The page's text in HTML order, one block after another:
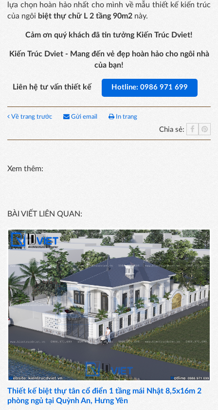
lựa chọn hoàn hảo nhất cho mình về mẫu thiết kế kiến trúc
của ngôi biệt thự chữ L 2 tầng 90m2 này.
Cảm ơn quý khách đã tin tưởng Kiến Trúc Dviet!
Kiến Trúc Dviet - Mang đến vẻ đẹp hoàn hảo cho ngôi nhà
của bạn!
Liên hệ tư vấn thiết kế Hotline: 0986 971 699
Về trang trước Gửi email In trang
Chia sẻ:
Xem thêm:
BÀI VIẾT LIÊN QUAN:
Thiết kế biệt thự tân cổ điển 1 tầng mái Nhật 8,5x16m 2
phòng ngủ tại Quỳnh An, Hưng Yên